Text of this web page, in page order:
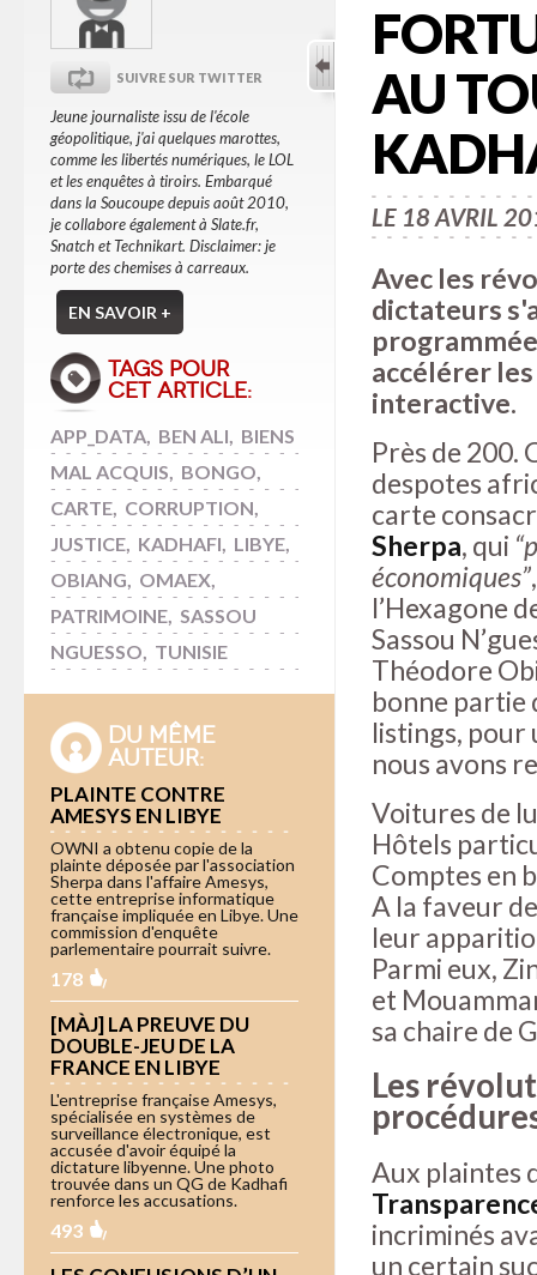
AU
LE 18 AVRIL
Avec les
dictateurs
accélérer
interactive.
Près de 200.
despotes
carte
Sherpa, qui
économiques”
l’Hexagone
Sassou
Théodore
bonne partie
listings, pour
nous avons
Voitures de
Hôtels
Comptes en
A la faveur
leur
Parmi eux,
et
sa chaire de
Les
Aux plaintes
incriminés
un certain
SUIVRE SUR TWITTER
Jeune journaliste issu de l'école
géopolitique, j'ai quelques marottes,
comme les libertés numériques, le LOL
et les enquêtes à tiroirs. Embarqué
dans la Soucoupe depuis août 2010,
je collabore également à Slate.fr,
Snatch et Technikart. Disclaimer: je
porte des chemises à carreaux.
EN SAVOIR +
TAGS POUR
CET ARTICLE:
APP_DATA BEN ALI
BIENS
MAL ACQUIS
BONGO
CARTE CORRUPTION
JUSTICE KADHAFI LIBYE
OBIANG
OMAEX
PATRIMOINE SASSOU
NGUESSO
TUNISIE
DU MÊME
AUTEUR:
PLAINTE CONTRE
AMESYS EN LIBYE
OWNI a obtenu copie de la
plainte déposée par l'association
Sherpa dans l'affaire Amesys,
cette entreprise informatique
française impliquée en Libye. Une
commission d'enquête
parlementaire pourrait suivre.
178
[MÀJ] LA PREUVE DU
DOUBLE-JEU DE LA
FRANCE EN LIBYE
L'entreprise française Amesys,
spécialisée en systèmes de
surveillance électronique, est
accusée d'avoir équipé la
dictature libyenne. Une photo
trouvée dans un QG de Kadhafi
renforce les accusations.
493